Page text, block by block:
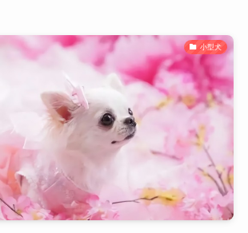
小型犬